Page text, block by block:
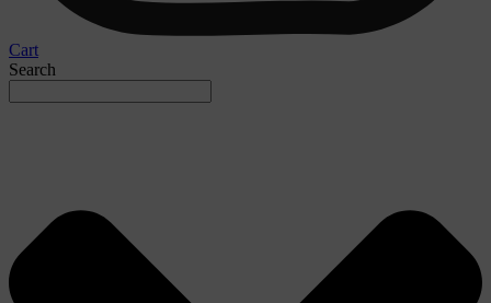
Cart
Search